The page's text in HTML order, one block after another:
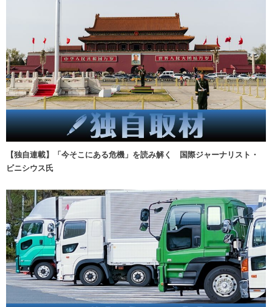
【独自連載】「今そこにある危機」を読み解く 国際ジャーナリスト・
ビニシウス氏